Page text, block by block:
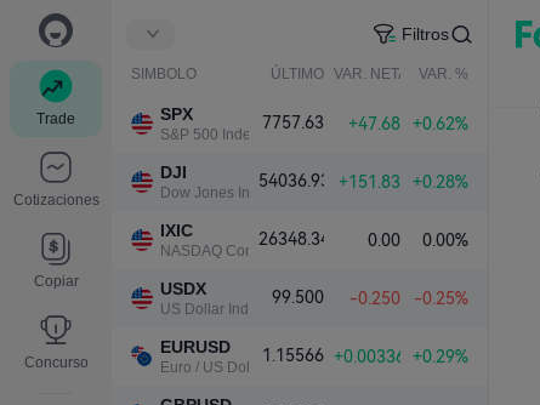
Trade
Cotizaciones
Copiar
Concurso
Filtros
SIMBOLO ÚLTIMO VAR. NETA VAR. %
SPX
S&P 500 Index
7757.63 +47.68 +0.62%
DJI
Dow Jones Industrial Average
54036.93 +151.83 +0.28%
IXIC
NASDAQ Composite Index
26348.34 0.00 0.00%
USDX
US Dollar Index
99.500 -0.250 -0.25%
EURUSD
Euro / US Dollar
1.15566 +0.00336 +0.29%